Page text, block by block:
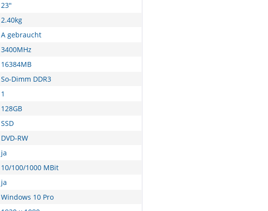
23"
2.40kg
A gebraucht
3400MHz
16384MB
So-Dimm DDR3
1
128GB
SSD
DVD-RW
ja
10/100/1000 MBit
ja
Windows 10 Pro